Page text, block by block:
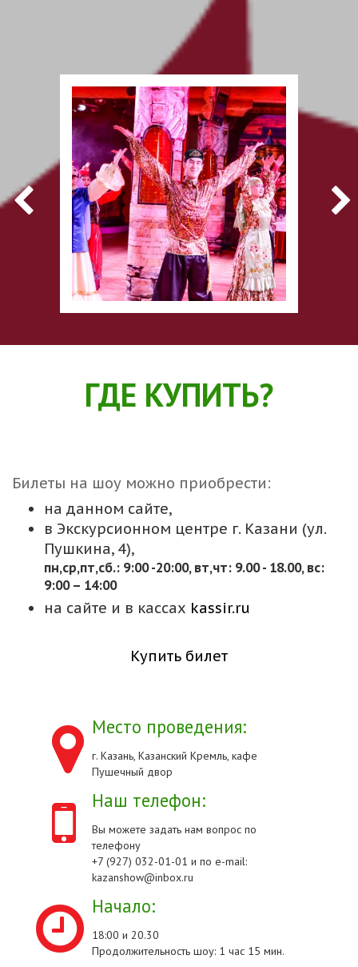
ГДЕ КУПИТЬ?
Билеты на шоу можно приобрести:
на данном сайте,
в Экскурсионном центре г. Казани (ул.
Пушкина, 4),
пн,cр,пт,сб.: 9:00 -20:00, вт,чт: 9.00 - 18.00, вс:
9:00 – 14:00
на сайте и в кассах kassir.ru
Купить билет
Место проведения:
г. Казань, Казанский Кремль, кафе
Пушечный двор
Наш телефон:
Вы можете задать нам вопрос по
телефону
+7 (927) 032-01-01 и по e-mail:
kazanshow@inbox.ru
Начало:
18:00 и 20.30
Продолжительность шоу: 1 час 15 мин.